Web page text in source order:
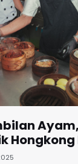
Hongkong